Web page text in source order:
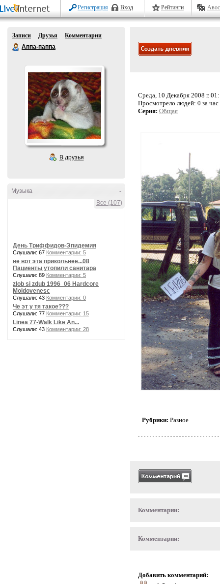
Регистрация Вход Рейтинги
Записи Друзья
Комментарии
Аппа-паппа
В друзья
-
Музыка
Все (107)
День Триффидов-Эпидемия
Слушали: 67 Комментарии: 5
не вот эта прикольнее...08
Пациенты утопили санитара
Слушали: 89 Комментарии: 5
zlob si zdub 1996_06 Hardcore
Moldovenesc
Слушали: 43 Комментарии: 0
Че эт у тя такое???
Слушали: 77 Комментарии: 15
Linea 77-Walk Like An...
Слушали: 43 Комментарии: 28
Среда, 10 Декабря 2008 г.
Просмотрело людей: 0 за
Серия: Общая
Рубрики: Разное
Комментарии:
Комментарии:
Добавить комментарий: